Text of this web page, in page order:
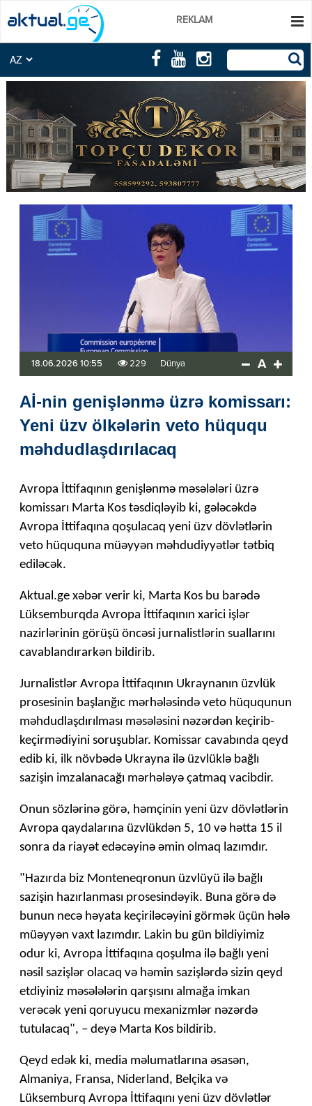
REKLAM
18.06.2026 10:55 229 Dünya A
Aİ-nin genişlənmə üzrə komissarı:
Yeni üzv ölkələrin veto hüququ
məhdudlaşdırılacaq
Avropa İttifaqının genişlənmə məsələləri üzrə
komissarı Marta Kos təsdiqləyib ki, gələcəkdə
Avropa İttifaqına qoşulacaq yeni üzv dövlətlərin
veto hüququna müəyyən məhdudiyyətlər tətbiq
ediləcək.
Aktual.ge xəbər verir ki, Marta Kos bu barədə
Lüksemburqda Avropa İttifaqının xarici işlər
nazirlərinin görüşü öncəsi jurnalistlərin suallarını
cavablandırarkən bildirib.
Jurnalistlər Avropa İttifaqının Ukraynanın üzvlük
prosesinin başlanğıc mərhələsində veto hüququnun
məhdudlaşdırılması məsələsini nəzərdən keçirib-
keçirmədiyini soruşublar. Komissar cavabında qeyd
edib ki, ilk növbədə Ukrayna ilə üzvlüklə bağlı
sazişin imzalanacağı mərhələyə çatmaq vacibdir.
Onun sözlərinə görə, həmçinin yeni üzv dövlətlərin
Avropa qaydalarına üzvlükdən 5, 10 və hətta 15 il
sonra da riayət edəcəyinə əmin olmaq lazımdır.
"Hazırda biz Monteneqronun üzvlüyü ilə bağlı
sazişin hazırlanması prosesindəyik. Buna görə də
bunun necə həyata keçiriləcəyini görmək üçün hələ
müəyyən vaxt lazımdır. Lakin bu gün bildiyimiz
odur ki, Avropa İttifaqına qoşulma ilə bağlı yeni
nəsil sazişlər olacaq və həmin sazişlərdə sizin qeyd
etdiyiniz məsələlərin qarşısını almağa imkan
verəcək yeni qoruyucu mexanizmlər nəzərdə
tutulacaq", – deyə Marta Kos bildirib.
Qeyd edək ki, media məlumatlarına əsasən,
Almaniya, Fransa, Niderland, Belçika və
Lüksemburq Avropa İttifaqını yeni üzv dövlətlər